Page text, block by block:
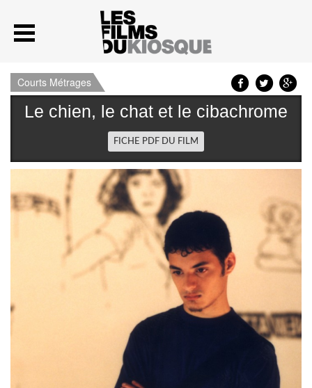
Courts Métrages
Le chien, le chat et le cibachrome
FICHE PDF DU FILM